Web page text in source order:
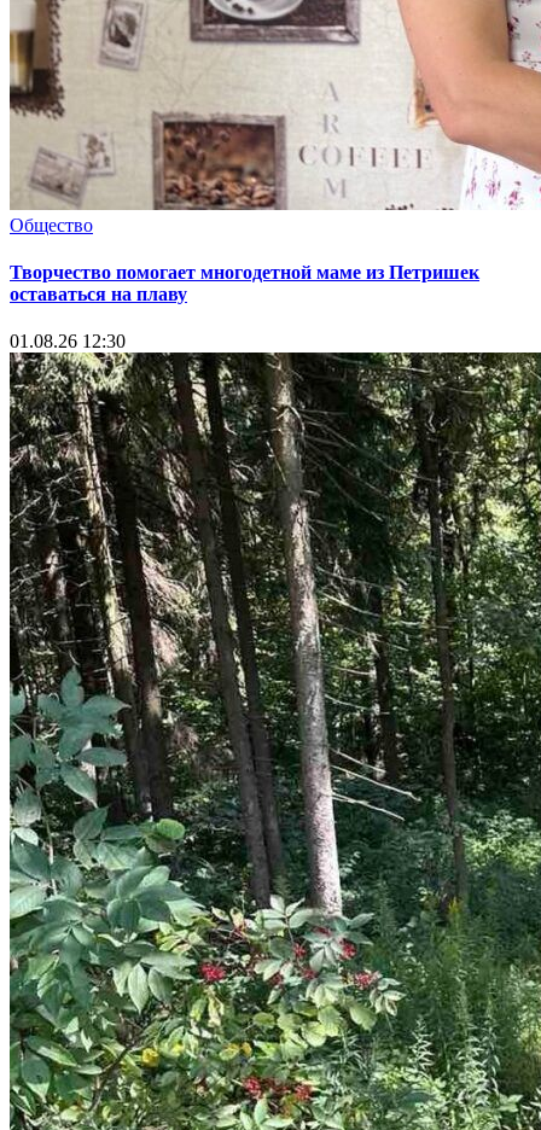
Общество
Творчество помогает многодетной маме из Петришек
оставаться на плаву
01.08.26 12:30